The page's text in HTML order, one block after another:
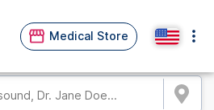
Medical Store